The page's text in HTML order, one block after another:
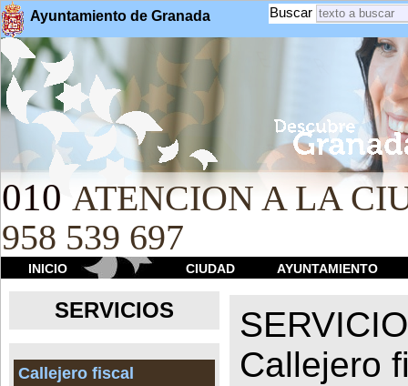
Ayuntamiento de Granada Buscar
010 ATENCION A LA
958 539 697
INICIO CIUDAD AYUNTAMIENTO
SERVICIOS
Callejero fiscal
Callejero